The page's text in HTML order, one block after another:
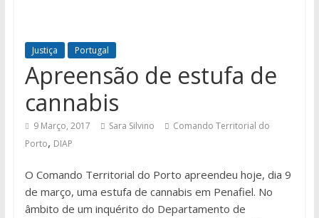
Justiça Portugal
Apreensão de estufa de
cannabis
9 Março, 2017 Sara Silvino
Comando Territorial do
Porto, DIAP
O Comando Territorial do Porto apreendeu hoje, dia 9
de março, uma estufa de cannabis em Penafiel. No
âmbito de um inquérito do Departamento de